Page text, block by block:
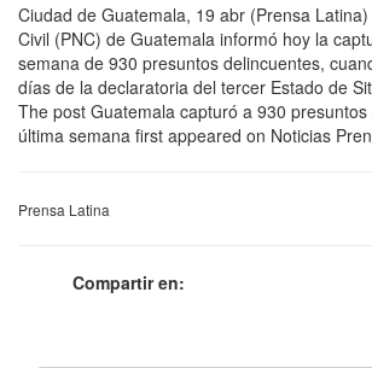
Ciudad de Guatemala, 19 abr (Prensa
Civil (PNC) de Guatemala informó hoy la
semana de 930 presuntos delincuentes,
días de la declaratoria del tercer Estado de
The post Guatemala capturó a 930
última semana first appeared on Noticias
Prensa Latina
Compartir en: